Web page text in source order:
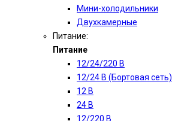
Мини-холодильники
Двухкамерные
Питание:
Питание
12/24/220 В
12/24 В (Бортовая сеть)
12 В
24 В
12/220 В